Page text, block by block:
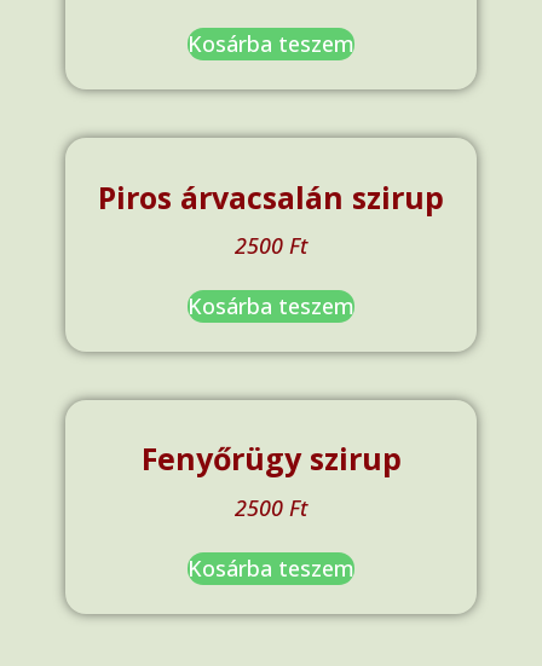
Kosárba teszem
Piros árvacsalán szirup
2500 Ft
Kosárba teszem
Fenyőrügy szirup
2500 Ft
Kosárba teszem